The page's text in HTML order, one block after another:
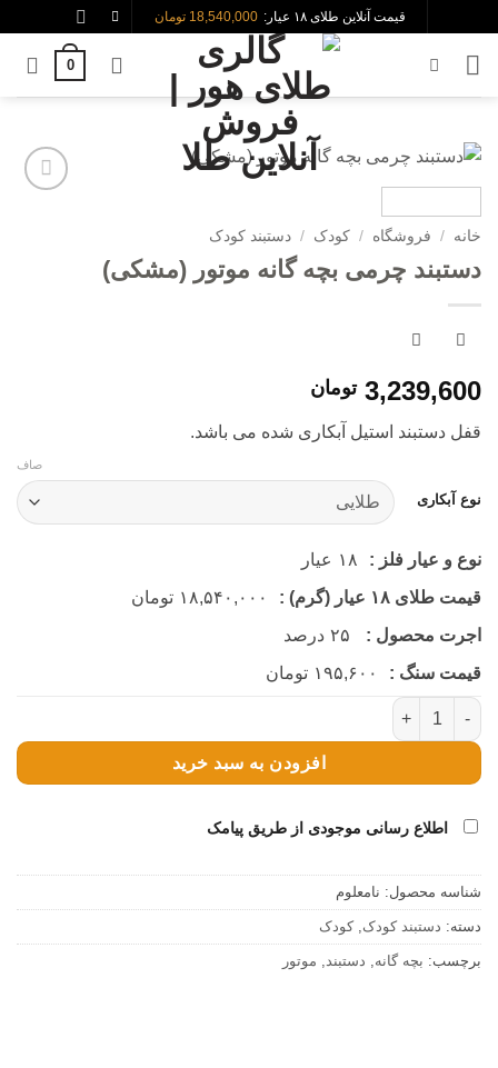
content
قیمت آنلاین طلای ۱۸ عیار: 18,540,000 تومان
0
خانه / فروشگاه / کودک / دستبند کودک
دستبند چرمی بچه گانه موتور (مشکی)
3,239,600 تومان
قفل دستبند استیل آبکاری شده می باشد.
نوع آبکاری
صاف
نوع و عیار فلز : ۱۸ عیار
قیمت طلای ۱۸ عیار (گرم) :
۱۸,۵۴۰,۰۰۰ تومان
اجرت محصول :
۲۵ درصد
قیمت سنگ :
۱۹۵,۶۰۰ تومان
دستبند چرمی بچه گانه موتور (مشکی) عدد
افزودن به سبد خرید
اطلاع رسانی موجودی از طریق پیامک
شناسه محصول: نامعلوم
دسته: دستبند کودک,کودک
برچسب: بچه گانه, دستبند, موتور